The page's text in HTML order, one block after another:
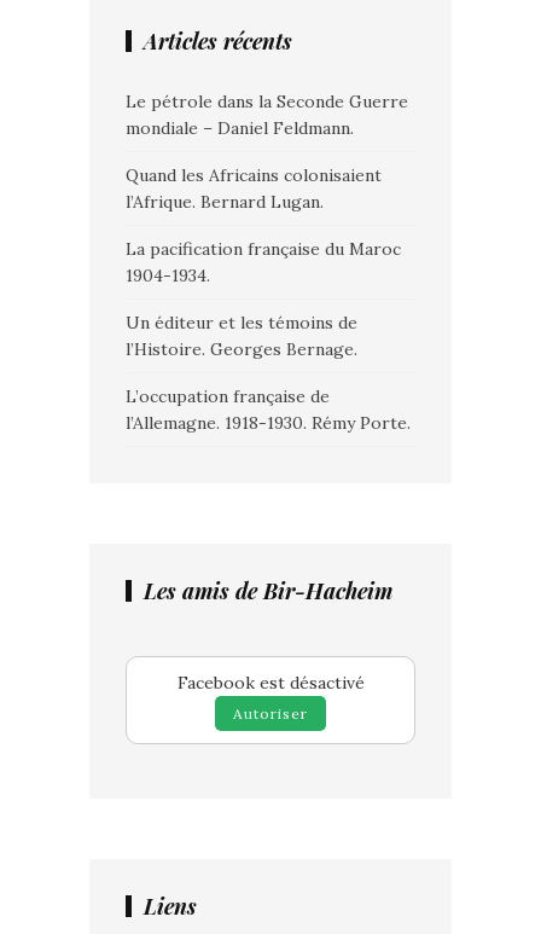
Articles récents
Le pétrole dans la Seconde Guerre
mondiale – Daniel Feldmann.
Quand les Africains colonisaient
l’Afrique. Bernard Lugan.
La pacification française du Maroc
1904-1934.
Un éditeur et les témoins de
l’Histoire. Georges Bernage.
L’occupation française de
l’Allemagne. 1918-1930. Rémy Porte.
Les amis de Bir-Hacheim
Facebook est désactivé
Autoriser
Liens